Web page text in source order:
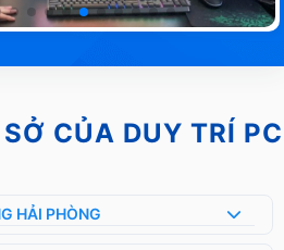
CỦA DUY TRÍ PC
HẢI PHÒNG